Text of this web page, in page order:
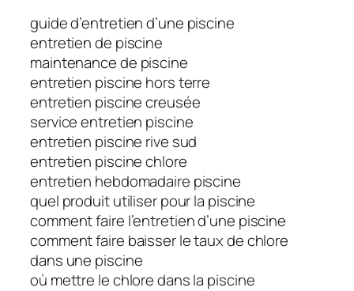
guide d’entretien d’une piscine
entretien de piscine
maintenance de piscine
entretien piscine hors terre
entretien piscine creusée
service entretien piscine
entretien piscine rive sud
entretien piscine chlore
entretien hebdomadaire piscine
quel produit utiliser pour la piscine
comment faire l’entretien d’une piscine
comment faire baisser le taux de chlore
dans une piscine
où mettre le chlore dans la piscine